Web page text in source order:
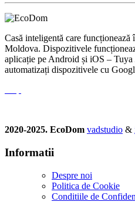
Casă inteligentă care
Moldova. Dispozitivele
aplicație pe Android și iOS –
automatizați dispozitivele cu
2020-2025. EcoDom vadstudio &
Informatii
Despre noi
Politica de Сookie
Conditiile de